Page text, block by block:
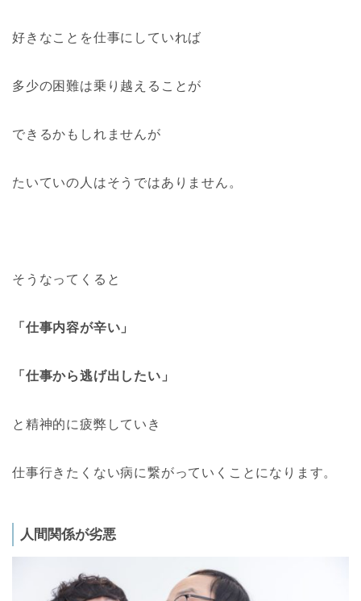
好きなことを仕事にしていれば
多少の困難は乗り越えることが
できるかもしれませんが
たいていの人はそうではありません。
そうなってくると
「仕事内容が辛い」
「仕事から逃げ出したい」
と精神的に疲弊していき
仕事行きたくない病に繋がっていくことになります。
人間関係が劣悪